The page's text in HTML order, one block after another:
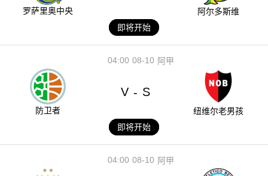
罗萨里奥中央
阿尔多斯维
即将开始
08-10
04:00 阿甲
防卫者
V - S
纽维尔老男孩
即将开始
08-10
04:00 阿甲